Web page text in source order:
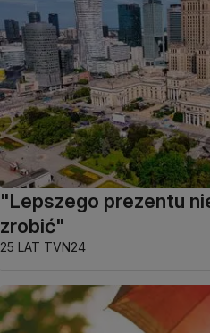
"Lepszego prezentu
zrobić"
25 LAT TVN24